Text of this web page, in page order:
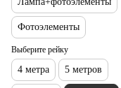
Фотоэлементы
Выберите рейку
4 метра 5 метров